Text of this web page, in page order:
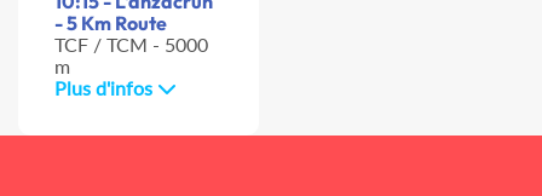
- 5 Km Route
TCF / TCM - 5000
m
Plus d'infos